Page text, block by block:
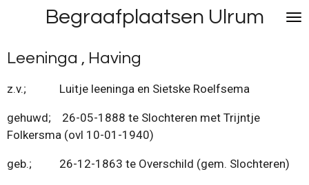
naar
de
hoofdinhoud
Begraafplaatsen Ulrum
Leeninga , Having
z.v.; Luitje leeninga en Sietske Roelfsema
gehuwd; 26-05-1888 te Slochteren met Trijntje
Folkersma (ovl 10-01-1940)
geb.; 26-12-1863 te Overschild (gem. Slochteren)